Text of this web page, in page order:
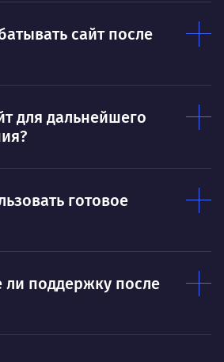
О
сайт после
для дальнейшего
готовое
ли поддержку после